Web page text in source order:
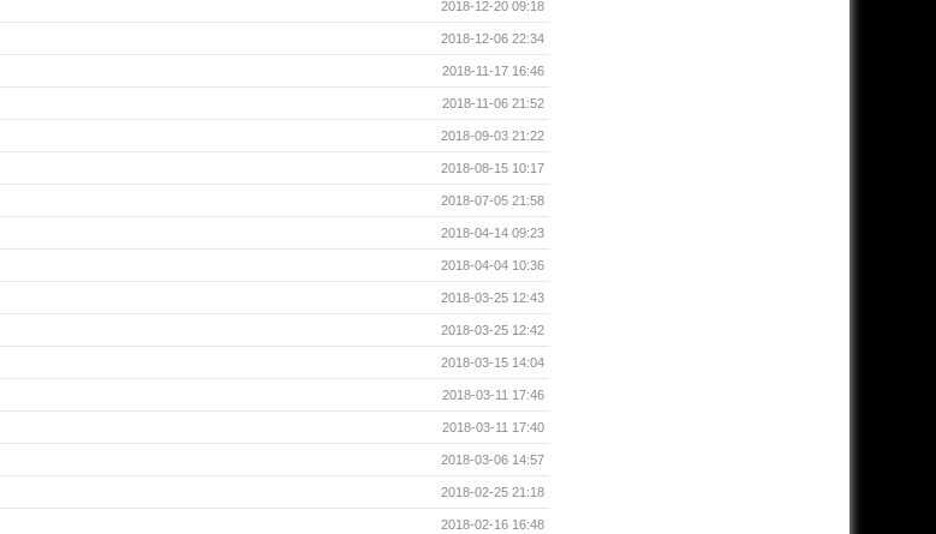
2018-12-20 09:18
2018-12-06 22:34
2018-11-17 16:46
2018-11-06 21:52
2018-09-03 21:22
2018-08-15 10:17
2018-07-05 21:58
2018-04-14 09:23
2018-04-04 10:36
2018-03-25 12:43
2018-03-25 12:42
2018-03-15 14:04
2018-03-11 17:46
2018-03-11 17:40
2018-03-06 14:57
2018-02-25 21:18
2018-02-16 16:48